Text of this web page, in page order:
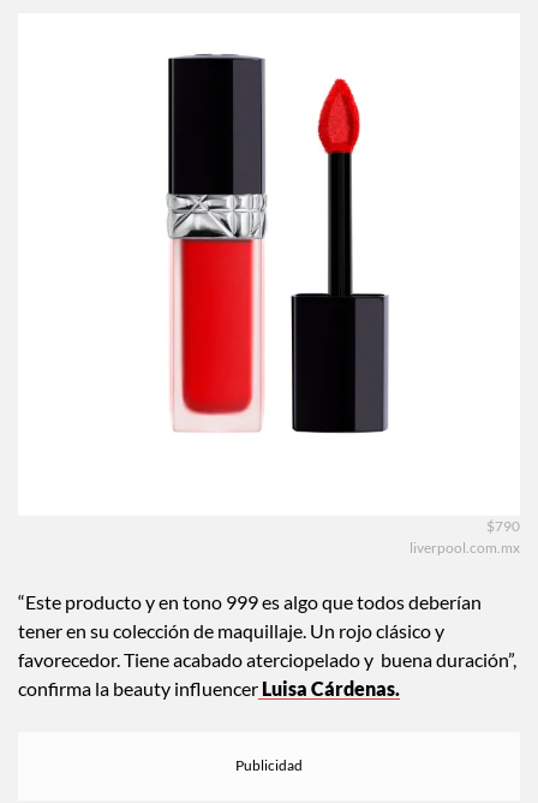
$790
liverpool.com.mx
“Este producto y en tono 999 es algo que todos deberían
tener en su colección de maquillaje. Un rojo clásico y
favorecedor. Tiene acabado aterciopelado y buena duración”,
confirma la beauty influencer Luisa Cárdenas.